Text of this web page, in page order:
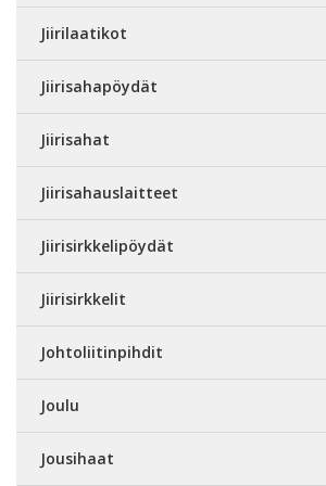
Jiirilaatikot
Jiirisahapöydät
Jiirisahat
Jiirisahauslaitteet
Jiirisirkkelipöydät
Jiirisirkkelit
Johtoliitinpihdit
Joulu
Jousihaat